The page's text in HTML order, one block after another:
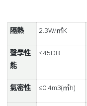
隔熱 2.3W/㎡K
聲學性
能
<45DB
氣密性 ≤0.4m3(㎡h)